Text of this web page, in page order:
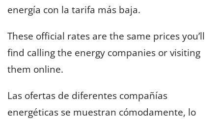
energía con la tarifa más baja.
These official rates are the same prices you’ll
find calling the energy companies or visiting
them online.
Las ofertas de diferentes compañías
energéticas se muestran cómodamente, lo